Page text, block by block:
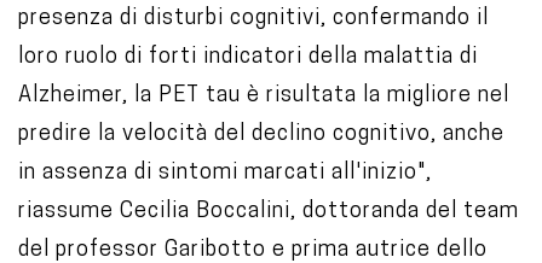
presenza di disturbi cognitivi, confermando il
loro ruolo di forti indicatori della malattia di
Alzheimer, la PET tau è risultata la migliore nel
predire la velocità del declino cognitivo, anche
in assenza di sintomi marcati all'inizio",
riassume Cecilia Boccalini, dottoranda del team
del professor Garibotto e prima autrice dello